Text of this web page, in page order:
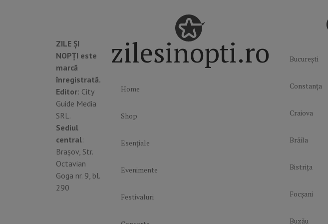
ZILE ȘI
NOPȚI este
marcă
înregistrată.
Editor: City
Guide Media
SRL.
Sediul
central:
Brașov, Str.
Octavian
Goga nr. 9, bl.
290
zilesinopti.ro
Home
Shop
Esențiale
Evenimente
Festivaluri
București
Constanța
Craiova
Brăila
Bistrița
Focșani
Buzău